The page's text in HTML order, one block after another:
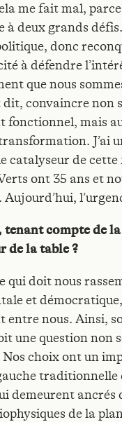
me fait mal,
à deux grands
donc
à défendre
que nous
convaincre non
fonctionnel, mais
J’ai
catalyseur de
ont 35 ans et
compte de
de la table ?
qui doit nous
et
entre nous. Ainsi,
une question non
choix ont un
traditionnelle
demeurent
de la